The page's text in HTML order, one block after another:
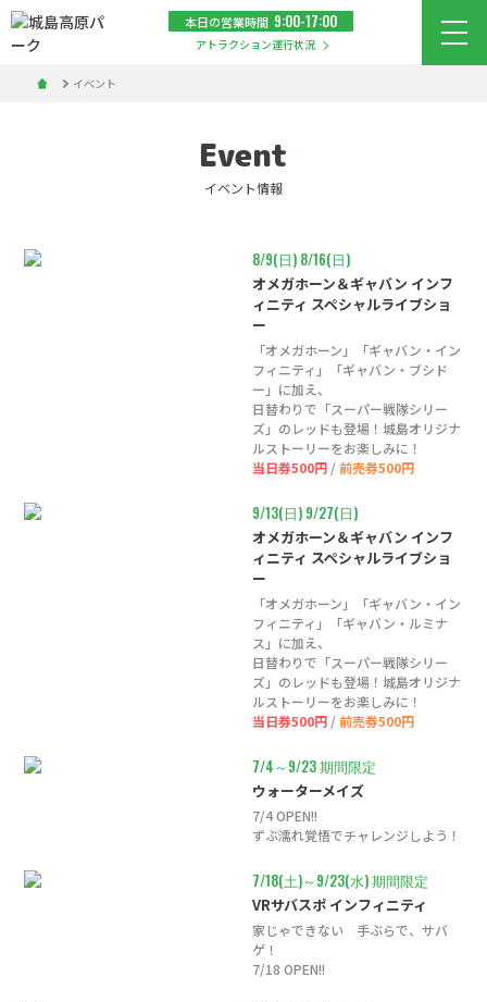
本日の営業時間 9:00-17:00
アトラクション運行状況 メ
イベント
イベント情報
Event
8/9(日) 8/16(日)
オメガホーン＆ギャバン インフ
ィニティ スペシャルライブショ
ー
「オメガホーン」「ギャバン・イン
フィニティ」「ギャバン・ブシド
ー」に加え、
日替わりで「スーパー戦隊シリー
ズ」のレッドも登場！城島オリジナ
ルストーリーをお楽しみに！
当日券500円 / 前売券500円
9/13(日) 9/27(日)
オメガホーン＆ギャバン インフ
ィニティ スペシャルライブショ
ー
「オメガホーン」「ギャバン・イン
フィニティ」「ギャバン・ルミナ
ス」に加え、
日替わりで「スーパー戦隊シリー
ズ」のレッドも登場！城島オリジナ
ルストーリーをお楽しみに！
当日券500円 / 前売券500円
7/4～9/23 期間限定
ウォーターメイズ
7/4 OPEN!!
ずぶ濡れ覚悟でチャレンジしよう！
7/18(土)～9/23(水) 期間限定
VRサバスポ インフィニティ
家じゃできない 手ぶらで、サバ
ゲ！
7/18 OPEN!!